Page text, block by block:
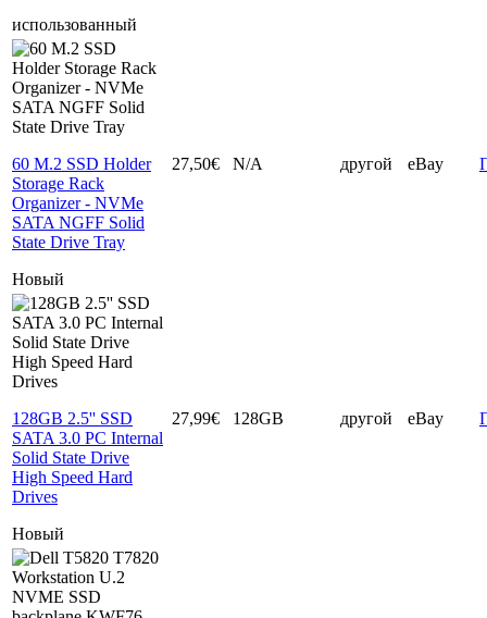
использованный
60 M.2 SSD Holder
Storage Rack
Organizer - NVMe
SATA NGFF Solid
State Drive Tray
Новый
27,50€ N/A другой eBay
128GB 2.5'' SSD
SATA 3.0 PC Internal
Solid State Drive
High Speed Hard
Drives
Новый
27,99€ 128GB другой eBay